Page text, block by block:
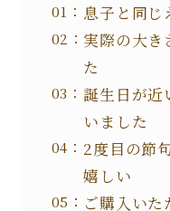
息子と同じ
実際の大き
た
誕生日が近
いました
2度目の節
嬉しい
ご購入いた